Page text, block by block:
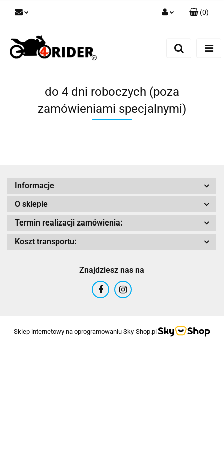
(0)
do 4 dni roboczych (poza
zamówieniami specjalnymi)
Informacje
O sklepie
Termin realizacji zamówienia:
Koszt transportu:
Znajdziesz nas na
Sklep internetowy na oprogramowaniu Sky-Shop.pl